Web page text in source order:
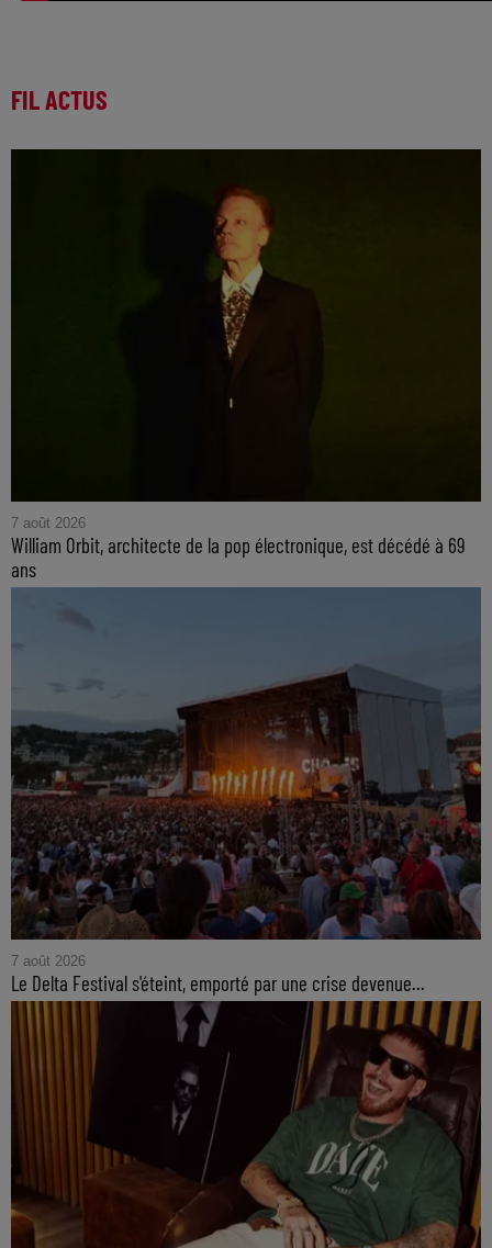
FIL ACTUS
7 août 2026
William Orbit, architecte de la pop électronique, est décédé à 69
ans
7 août 2026
Le Delta Festival s'éteint, emporté par une crise devenue...